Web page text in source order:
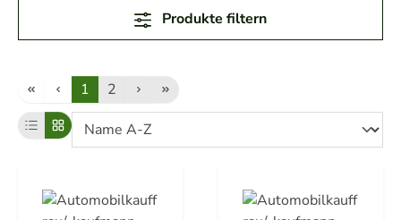
Produkte filtern
Seite
1 Seite
2